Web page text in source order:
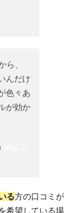
ら、
んだけ
色々あ
が効か
る方の口コミが
希望している場